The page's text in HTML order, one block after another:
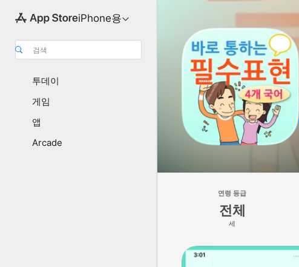
iPhone용
검색
투데이
게임
앱
Arcade
연령 등급
전체
세